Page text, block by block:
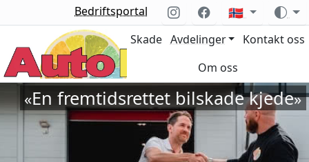
Bedriftsportal 🇳🇴
Skade Avdelinger
Kontakt oss
Om oss
«En fremtidsrettet bilskade kjede»